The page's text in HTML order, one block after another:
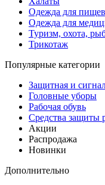
Одежда для
Одежда для
Туризм, охота,
Трикотаж
Популярные категории
Защитная и
Головные уборы
Рабочая обувь
Средства защиты
Акции
Распродажа
Новинки
Дополнительно